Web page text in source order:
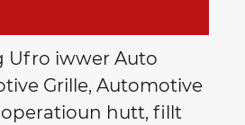
Ufro iwwer Auto
Grille, Automotive
hutt, fillt